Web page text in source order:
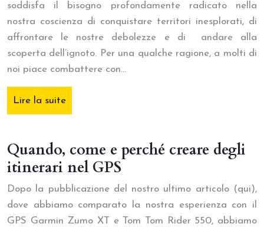
soddisfa il bisogno profondamente radicato nella
nostra coscienza di conquistare territori inesplorati, di
affrontare le nostre debolezze e di andare alla
scoperta dell’ignoto. Per una qualche ragione, a molti di
noi piace combattere con…
Lire la suite
Quando, come e perché creare degli
itinerari nel GPS
Dopo la pubblicazione del nostro ultimo articolo (qui),
dove abbiamo comparato la nostra esperienza con il
GPS Garmin Zumo XT e Tom Tom Rider 550, abbiamo